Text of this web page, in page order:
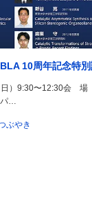
10周年記念特別
）9:30〜12:30会
パ…
ぶやき